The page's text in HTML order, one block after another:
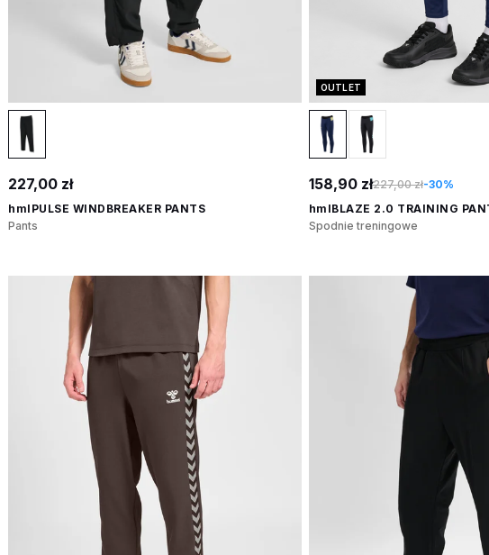
227,00 zł
hmlPULSE WINDBREAKER PANTS
Pants
OUTLET
158,90 zł227,00 zł-30%
hmlBLAZE 2.0 TRAINING
Spodnie treningowe